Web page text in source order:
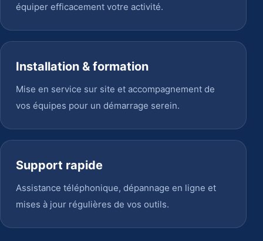
équiper efficacement votre activité.
Installation & formation
Mise en service sur site et accompagnement de
vos équipes pour un démarrage serein.
Support rapide
Assistance téléphonique, dépannage en ligne et
mises à jour régulières de vos outils.